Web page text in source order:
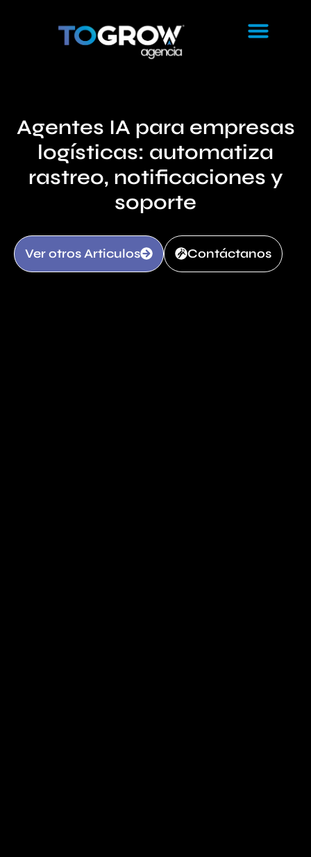
Agentes IA para empresas
logísticas: automatiza
rastreo, notificaciones y
soporte
Ver otros Articulos Contáctanos